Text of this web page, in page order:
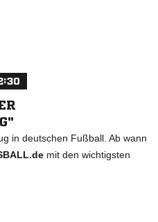
in deutschen Fußball. Ab wann
mit den wichtigsten